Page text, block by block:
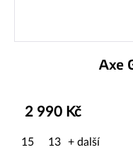
Axe
2 990 Kč
15 13 + další